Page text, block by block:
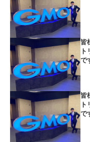
皆
で
皆
ト
で